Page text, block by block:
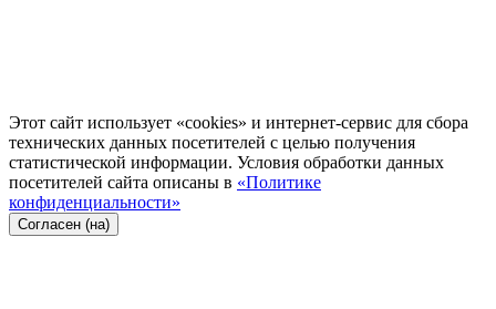
Этот сайт использует «cookies» и интернет-сервис для сбора
технических данных посетителей с целью получения
статистической информации. Условия обработки данных
посетителей сайта описаны в «Политике
конфиденциальности»
Согласен (на)